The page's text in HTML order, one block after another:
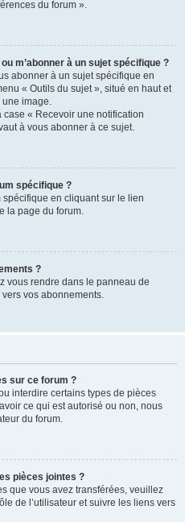
du forum ».
m’abonner à un sujet spécifique ?
abonner à un sujet spécifique en
« Outils du sujet », situé en haut et
une image.
« Recevoir une notification
à vous abonner à ce sujet.
spécifique ?
en cliquant sur le lien
la page du forum.
?
vous rendre dans le panneau de
vos abonnements.
sur ce forum ?
interdire certains types de pièces
ce qui est autorisé ou non, nous
du forum.
pièces jointes ?
que vous avez transférées, veuillez
de l’utilisateur et suivre les liens vers